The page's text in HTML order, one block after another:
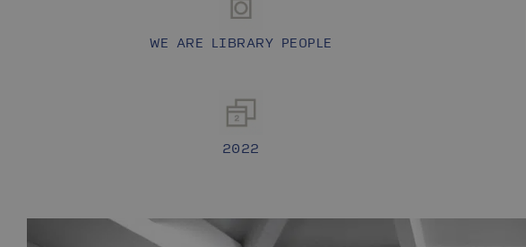
WE ARE LIBRARY PEOPLE
2022